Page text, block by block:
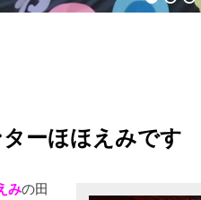
ーほほえみです
みの田